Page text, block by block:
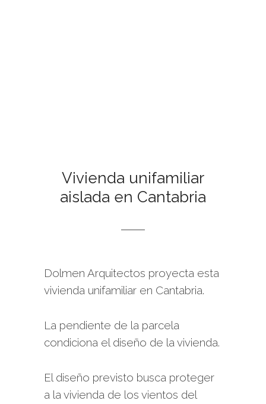
Vivienda unifamiliar
aislada en Cantabria
Dolmen Arquitectos proyecta esta
vivienda unifamiliar en Cantabria.
La pendiente de la parcela
condiciona el diseño de la vivienda.
El diseño previsto busca proteger
a la vivienda de los vientos del